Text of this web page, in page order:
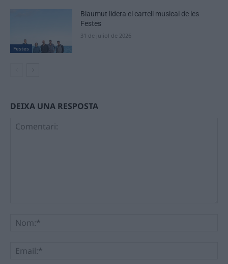
Festes
Blaumut lidera el cartell musical de les
Festes
31 de juliol de 2026
DEIXA UNA RESPOSTA